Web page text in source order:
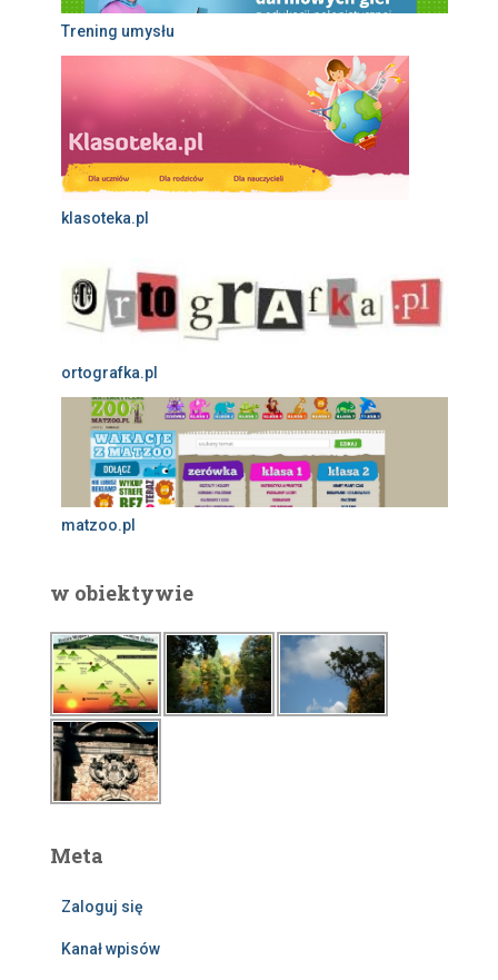
Trening umysłu
klasoteka.pl
ortografka.pl
matzoo.pl
w obiektywie
Meta
Zaloguj się
Kanał wpisów